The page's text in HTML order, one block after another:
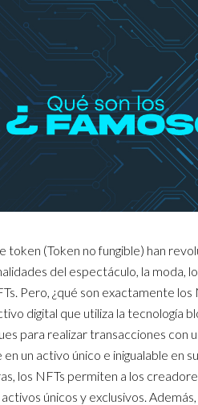
token (Token no fungible) han
del espectáculo, la moda,
Pero, ¿qué son exactamente
digital que utiliza la tecnología
para realizar transacciones con
un activo único e inigualable en
los NFTs permiten a los
únicos y exclusivos.